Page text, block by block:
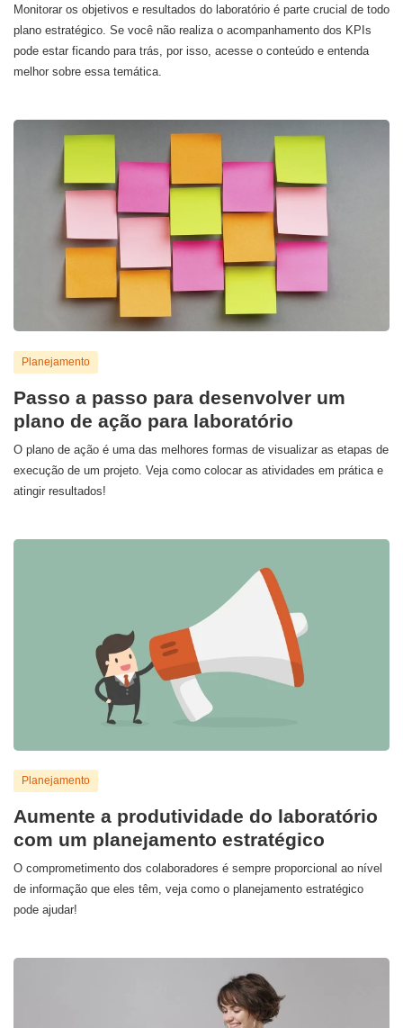
Monitorar os objetivos e resultados do laboratório é parte crucial de todo
plano estratégico. Se você não realiza o acompanhamento dos KPIs
pode estar ficando para trás, por isso, acesse o conteúdo e entenda
melhor sobre essa temática.
Planejamento
Passo a passo para desenvolver um
plano de ação para laboratório
O plano de ação é uma das melhores formas de visualizar as etapas de
execução de um projeto. Veja como colocar as atividades em prática e
atingir resultados!
Planejamento
Aumente a produtividade do laboratório
com um planejamento estratégico
O comprometimento dos colaboradores é sempre proporcional ao nível
de informação que eles têm, veja como o planejamento estratégico
pode ajudar!